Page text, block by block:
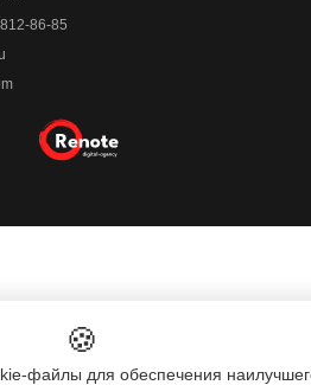
86-85
🍪
файлы для обеспечения